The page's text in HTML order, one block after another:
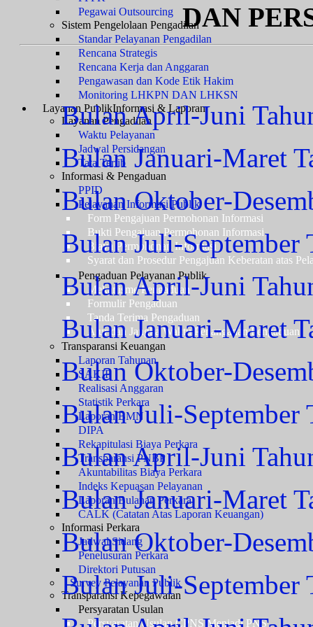
Pegawai Outsourcing
Sistem Pengelolaan Pengadilan
Standar Pelayanan Pengadilan
Rencana Strategis
Rencana Kerja dan Anggaran
Pengawasan dan Kode Etik Hakim
Monitoring LHKPN DAN LHKSN
Layanan PublikInformasi & Laporan
Layanan Pengadilan
Waktu Pelayanan
Jadwal Persidangan
Tata Tertib
Informasi & Pengaduan
PPID
Pelayanan Informasi Publik
Form Pengajuan Permohonan Informasi
Bukti Pengajuan Permohonan Informasi
Biaya Permohonan Informasi
Syarat dan Prosedur Pengajuan Keberatan atas
Pengaduan Pelayanan Publik
Mekanisme Pengaduan
Formulir Pengaduan
Tanda Terima Pengaduan
Alur dan Jangka Waktu Penanganan Pengaduan
Transparansi Keuangan
Laporan Tahunan
SAKIP
Realisasi Anggaran
Statistik Perkara
Laporan BMN
DIPA
Rekapitulasi Biaya Perkara
Transparansi PNBP
Akuntabilitas Biaya Perkara
Indeks Kepuasan Pelayanan
Laporan Bulanan Perkara
CALK (Catatan Atas Laporan Keuangan)
Informasi Perkara
Jadwal Sidang
Penelusuran Perkara
Direktori Putusan
Survey Pelayanan Publik
Transparansi Kepegawaian
Persyaratan Usulan
Persyaratan Usulan CPNS Menjadi PNS
DAN
Bulan April-Juni
Bulan Januari-Maret
Bulan Oktober-
Bulan Juli-September
Bulan April-Juni
Bulan Januari-Maret
Bulan Oktober-
Bulan Juli-September
Bulan April-Juni
Bulan Januari-Maret
Bulan Oktober-
Bulan Juli-September